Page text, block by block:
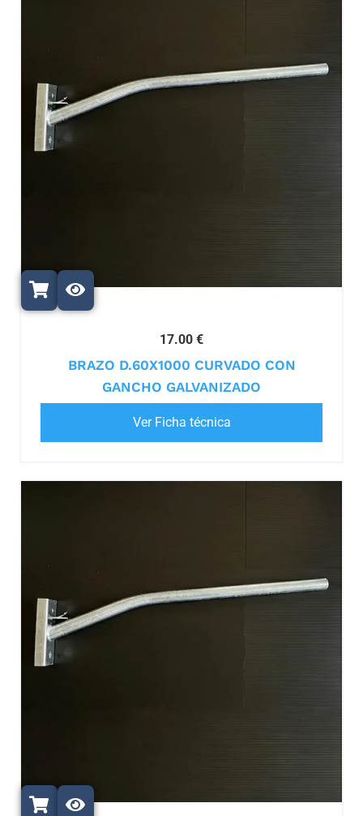
17.00 €
BRAZO D.60X1000 CURVADO CON
GANCHO GALVANIZADO
Ver Ficha técnica